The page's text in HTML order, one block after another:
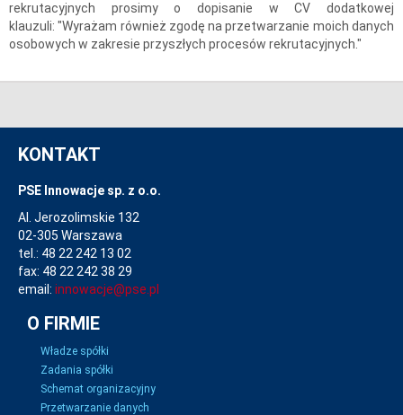
rekrutacyjnych prosimy o dopisanie w CV dodatkowej
klauzuli: "Wyrażam również zgodę na przetwarzanie moich danych
osobowych w zakresie przyszłych procesów rekrutacyjnych."
KONTAKT
PSE Innowacje sp. z o.o.
Al. Jerozolimskie 132
02-305 Warszawa
tel.: 48 22 242 13 02
fax: 48 22 242 38 29
email: innowacje@pse.pl
O FIRMIE
Władze spółki
Zadania spółki
Schemat organizacyjny
Przetwarzanie danych